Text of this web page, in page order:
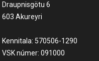
Draupnisgötu 6
603 Akureyri
Kennitala: 570506-1290
VSK númer: 091000